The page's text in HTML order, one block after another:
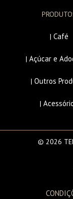
| Café
| Açúcar e
| Outros
|
© 2026